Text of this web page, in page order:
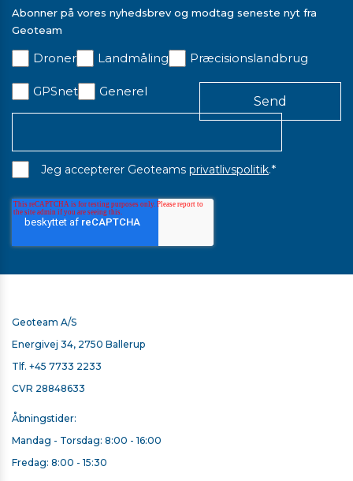
RETROMÆRKE 60MM X 60MM
16,00 kr. ekskl. moms
Abonner på vores nyhedsbrev og modtag seneste nyt fra
Geoteam
Droner Landmåling Præcisionslandbrug
GPSnet Generel
Jeg accepterer Geoteams privatlivspolitik.*
Geoteam A/S
Energivej 34, 2750 Ballerup
Tlf. +45 7733 2233
CVR 28848633
Åbningstider:
Mandag - Torsdag: 8:00 - 16:00
Fredag: 8:00 - 15:30